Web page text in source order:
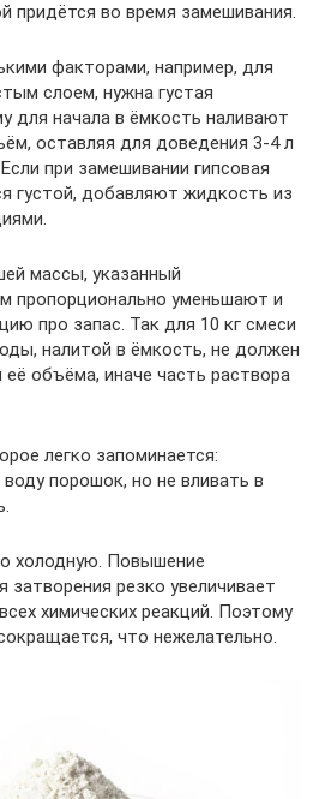
придётся во время замешивания.
факторами, например, для
слоем, нужна густая
для начала в ёмкость наливают
оставляя для доведения 3-4 л
при замешивании гипсовая
густой, добавляют жидкость из
массы, указанный
пропорционально уменьшают и
про запас. Так для 10 кг смеси
налитой в ёмкость, не должен
объёма, иначе часть раствора
легко запоминается:
порошок, но не вливать в
холодную. Повышение
резко увеличивает
химических реакций. Поэтому
что нежелательно.